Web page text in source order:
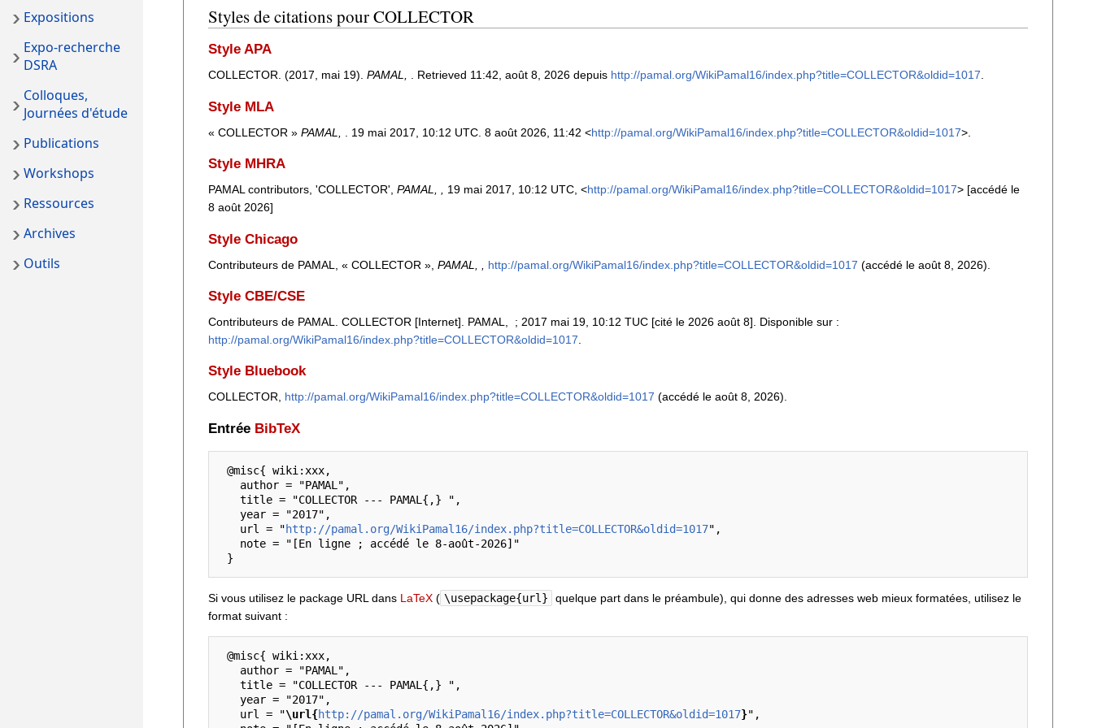
Styles de citations pour COLLECTOR
Style APA
COLLECTOR. (2017, mai 19). PAMAL, . Retrieved 11:42, août 8, 2026 depuis http://pamal.org/WikiPamal16/index.php?title=COLLECTOR&oldid=1017.
Style MLA
« COLLECTOR » PAMAL, . 19 mai 2017, 10:12 UTC. 8 août 2026, 11:42 <http://pamal.org/WikiPamal16/index.php?title=COLLECTOR&oldid=1017>.
Style MHRA
PAMAL contributors, 'COLLECTOR', PAMAL, , 19 mai 2017, 10:12 UTC, <http://pamal.org/WikiPamal16/index.php?title=COLLECTOR&oldid=1017> [accédé le
8 août 2026]
Style Chicago
Contributeurs de PAMAL, « COLLECTOR », PAMAL, , http://pamal.org/WikiPamal16/index.php?title=COLLECTOR&oldid=1017 (accédé le août 8, 2026).
Style CBE/CSE
Contributeurs de PAMAL. COLLECTOR [Internet]. PAMAL, ; 2017 mai 19, 10:12 TUC [cité le 2026 août 8]. Disponible sur :
http://pamal.org/WikiPamal16/index.php?title=COLLECTOR&oldid=1017
Style Bluebook
COLLECTOR, http://pamal.org/WikiPamal16/index.php?title=COLLECTOR&oldid=1017 (accédé le août 8, 2026).
Entrée BibTeX
   url = "
http://pamal.org/WikiPamal16/index.php?title=COLLECTOR&oldid=1017",
Si vous utilisez le package URL dans LaTeX ( \usepackage{url}
quelque part dans le préambule), qui donne des adresses web mieux formatées, utilisez le
format suivant :
   url = "
\url{http://pamal.org/WikiPamal16/index.php?title=COLLECTOR&oldid=1017}",
Expositions
Expo-recherche
DSRA
Colloques,
Journées d'étude
Publications
Workshops
Ressources
Archives
Outils